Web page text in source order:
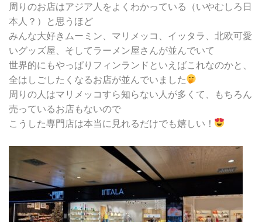
周りのお店はアジア人をよくわかっている（いやむしろ日
本人？）と思うほど
みんな大好きムーミン、マリメッコ、イッタラ、北欧可愛
いグッズ屋、そしてラーメン屋さんが並んでいて
世界的にもやっぱりフィンランドといえばこれなのかと、
全はしごしたくなるお店が並んでいました
周りの人はマリメッコすら知らない人が多くて、もちろん
売っているお店もないので
こうした専門店は本当に見れるだけでも嬉しい！